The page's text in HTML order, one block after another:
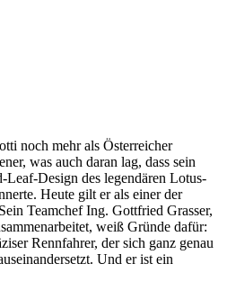
noch mehr als Österreicher
was auch daran lag, dass sein
Leaf-Design des legendären Lotus-
Heute gilt er als einer der
Teamchef Ing. Gottfried Grasser,
weiß Gründe dafür:
Rennfahrer, der sich ganz genau
Und er ist ein